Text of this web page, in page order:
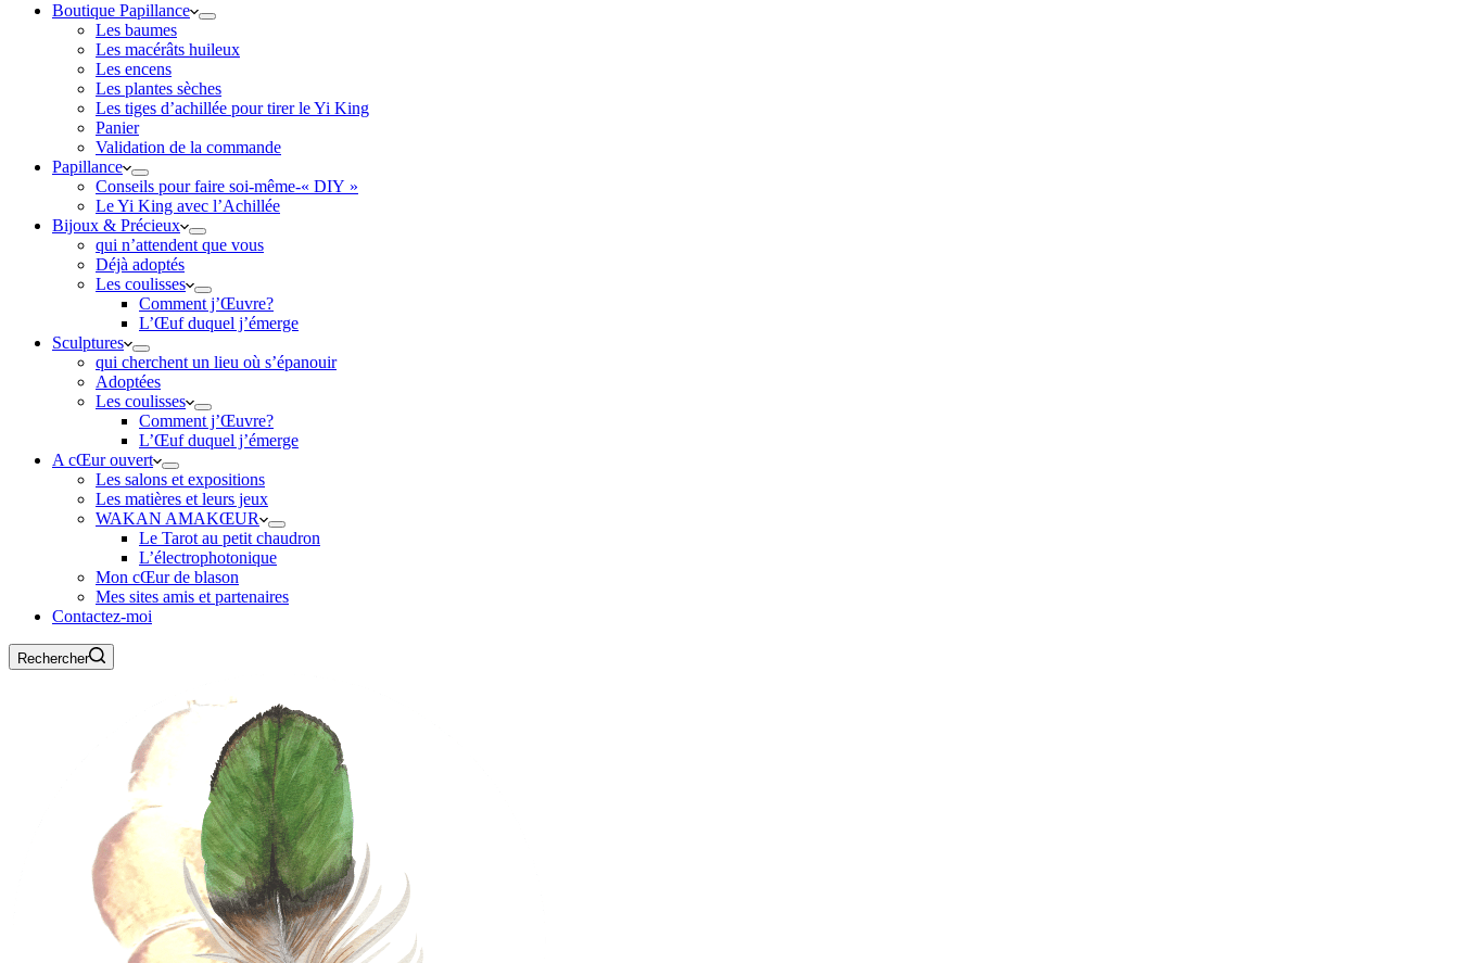
Boutique Papillance
Les baumes
Les macérâts huileux
Les encens
Les plantes sèches
Les tiges d’achillée pour tirer le Yi King
Panier
Validation de la commande
Papillance
Conseils pour faire soi-même-« DIY »
Le Yi King avec l’Achillée
Bijoux & Précieux
qui n’attendent que vous
Déjà adoptés
Les coulisses
Comment j’Œuvre?
L’Œuf duquel j’émerge
Sculptures
qui cherchent un lieu où s’épanouir
Adoptées
Les coulisses
Comment j’Œuvre?
L’Œuf duquel j’émerge
A cŒur ouvert
Les salons et expositions
Les matières et leurs jeux
WAKAN AMAKŒUR
Le Tarot au petit chaudron
L’électrophotonique
Mon cŒur de blason
Mes sites amis et partenaires
Contactez-moi
Rechercher